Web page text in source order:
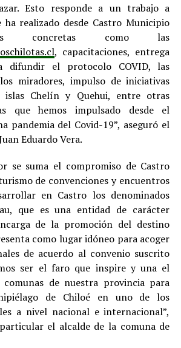
Esto responde a un trabajo a
ha realizado desde Castro Municipio
concretas como las
, capacitaciones, entrega
difundir el protocolo COVID, las
miradores, impulso de iniciativas
Chelín y Quehui, entre otras
que hemos impulsado desde el
pandemia del Covid-19”, aseguró el
Eduardo Vera.
se suma el compromiso de Castro
de convenciones y encuentros
en Castro los denominados
que es una entidad de carácter
de la promoción del destino
como lugar idóneo para acoger
de acuerdo al convenio suscrito
ser el faro que inspire y una el
de nuestra provincia para
de Chiloé en uno de los
a nivel nacional e internacional”,
el alcalde de la comuna de